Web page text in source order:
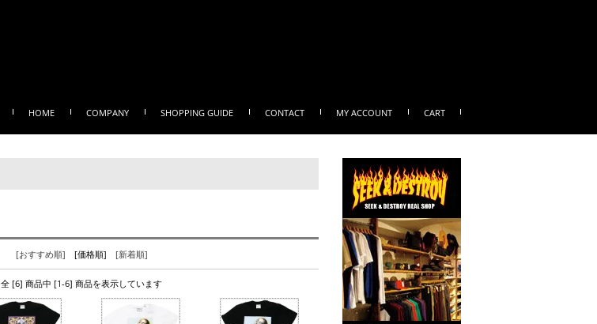
HOME COMPANY SHOPPING GUIDE CONTACT MY ACCOUNT CART
[おすすめ順] [価格順] [新着順]
全 [6] 商品中 [1-6] 商品を表示しています